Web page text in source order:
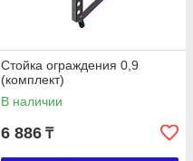
Стойка ограждения 0,9
(комплект)
В наличии
6 886 ₸